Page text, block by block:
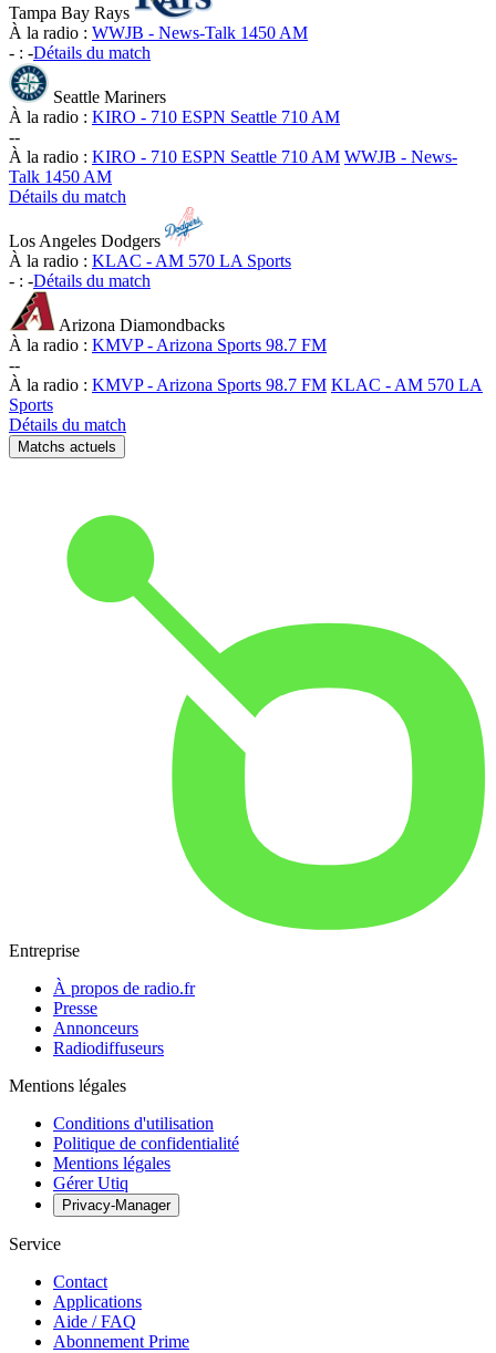
Tampa Bay Rays
À la radio : WWJB - News-Talk 1450 AM
- : -Détails du match
Seattle Mariners
À la radio : KIRO - 710 ESPN Seattle 710 AM
--
À la radio : KIRO - 710 ESPN Seattle 710 AM WWJB - News-
Talk 1450 AM
Détails du match
Los Angeles Dodgers
À la radio : KLAC - AM 570 LA Sports
- : -Détails du match
Arizona Diamondbacks
À la radio : KMVP - Arizona Sports 98.7 FM
--
À la radio : KMVP - Arizona Sports 98.7 FM KLAC - AM 570 LA
Sports
Détails du match
Matchs actuels
Entreprise
À propos de radio.fr
Presse
Annonceurs
Radiodiffuseurs
Mentions légales
Conditions d'utilisation
Politique de confidentialité
Mentions légales
Gérer Utiq
Privacy-Manager
Service
Contact
Applications
Aide / FAQ
Abonnement Prime